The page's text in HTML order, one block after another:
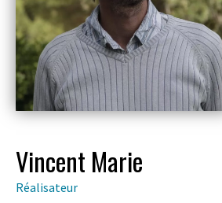
Vincent Marie
Réalisateur